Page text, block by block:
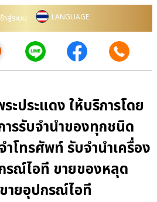
ข้าสู่ระบบ LANGUAGE
ะประแดง ให้บริการโดย
รรับจำนำของทุกชนิด
โทรศัพท์ รับจำนำเครื่อง
รณ์ไอที ขายของหลุด
ายอุปกรณ์ไอที